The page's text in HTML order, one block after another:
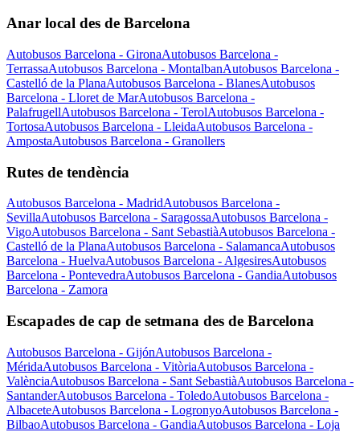
Anar local des de Barcelona
Autobusos Barcelona - GironaAutobusos Barcelona -
TerrassaAutobusos Barcelona - MontalbanAutobusos Barcelona -
Castelló de la PlanaAutobusos Barcelona - BlanesAutobusos
Barcelona - Lloret de MarAutobusos Barcelona -
PalafrugellAutobusos Barcelona - TerolAutobusos Barcelona -
TortosaAutobusos Barcelona - LleidaAutobusos Barcelona -
AmpostaAutobusos Barcelona - Granollers
Rutes de tendència
Autobusos Barcelona - MadridAutobusos Barcelona -
SevillaAutobusos Barcelona - SaragossaAutobusos Barcelona -
VigoAutobusos Barcelona - Sant SebastiàAutobusos Barcelona -
Castelló de la PlanaAutobusos Barcelona - SalamancaAutobusos
Barcelona - HuelvaAutobusos Barcelona - AlgesiresAutobusos
Barcelona - PontevedraAutobusos Barcelona - GandiaAutobusos
Barcelona - Zamora
Escapades de cap de setmana des de Barcelona
Autobusos Barcelona - GijónAutobusos Barcelona -
MéridaAutobusos Barcelona - VitòriaAutobusos Barcelona -
ValènciaAutobusos Barcelona - Sant SebastiàAutobusos Barcelona -
SantanderAutobusos Barcelona - ToledoAutobusos Barcelona -
AlbaceteAutobusos Barcelona - LogronyoAutobusos Barcelona -
BilbaoAutobusos Barcelona - GandiaAutobusos Barcelona - Loja